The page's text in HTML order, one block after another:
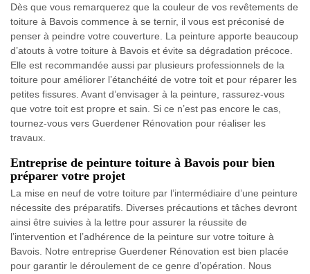
Dès que vous remarquerez que la couleur de vos revêtements de
toiture à Bavois commence à se ternir, il vous est préconisé de
penser à peindre votre couverture. La peinture apporte beaucoup
d’atouts à votre toiture à Bavois et évite sa dégradation précoce.
Elle est recommandée aussi par plusieurs professionnels de la
toiture pour améliorer l’étanchéité de votre toit et pour réparer les
petites fissures. Avant d’envisager à la peinture, rassurez-vous
que votre toit est propre et sain. Si ce n’est pas encore le cas,
tournez-vous vers Guerdener Rénovation pour réaliser les
travaux.
Entreprise de peinture toiture à Bavois pour bien
préparer votre projet
La mise en neuf de votre toiture par l’intermédiaire d’une peinture
nécessite des préparatifs. Diverses précautions et tâches devront
ainsi être suivies à la lettre pour assurer la réussite de
l’intervention et l’adhérence de la peinture sur votre toiture à
Bavois. Notre entreprise Guerdener Rénovation est bien placée
pour garantir le déroulement de ce genre d’opération. Nous